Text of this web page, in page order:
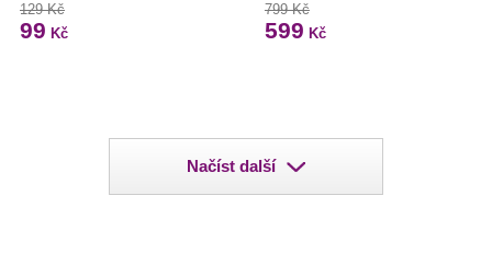
129 Kč
99 Kč
799 Kč
599 Kč
Načíst další